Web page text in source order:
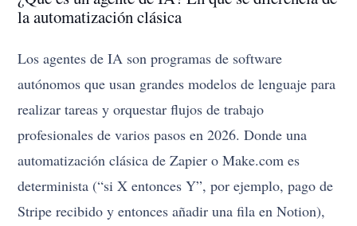
la automatización clásica
Los agentes de IA son programas de software
autónomos que usan grandes modelos de lenguaje para
realizar tareas y orquestar flujos de trabajo
profesionales de varios pasos en 2026. Donde una
automatización clásica de Zapier o Make.com es
determinista (“si X entonces Y”, por ejemplo, pago de
Stripe recibido y entonces añadir una fila en Notion),